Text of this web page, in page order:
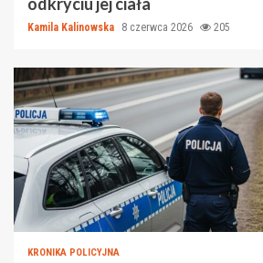
Kamila Kalinowska 8 czerwca 2026 205
KRONIKA POLICYJNA